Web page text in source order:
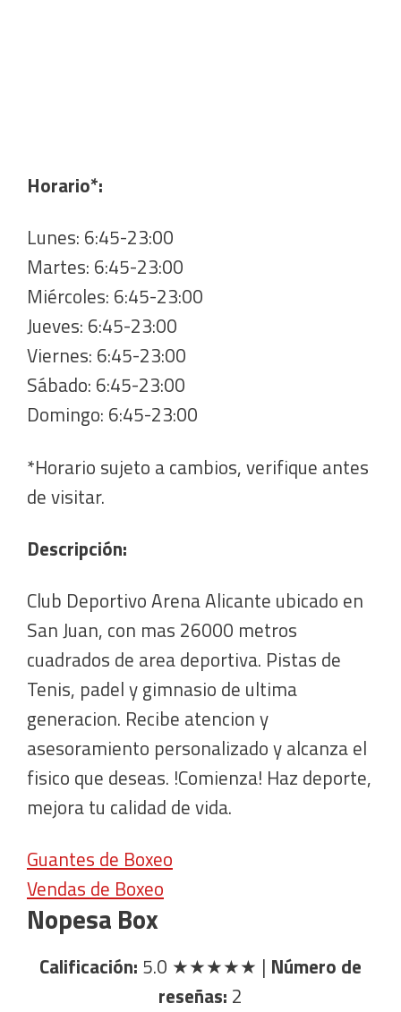
Horario*:
Lunes: 6:45-23:00
Martes: 6:45-23:00
Miércoles: 6:45-23:00
Jueves: 6:45-23:00
Viernes: 6:45-23:00
Sábado: 6:45-23:00
Domingo: 6:45-23:00
*Horario sujeto a cambios, verifique antes
de visitar.
Descripción:
Club Deportivo Arena Alicante ubicado en
San Juan, con mas 26000 metros
cuadrados de area deportiva. Pistas de
Tenis, padel y gimnasio de ultima
generacion. Recibe atencion y
asesoramiento personalizado y alcanza el
fisico que deseas. !Comienza! Haz deporte,
mejora tu calidad de vida.
Guantes de Boxeo
Vendas de Boxeo
Nopesa Box
Calificación: 5.0 ★★★★★ | Número de
reseñas: 2